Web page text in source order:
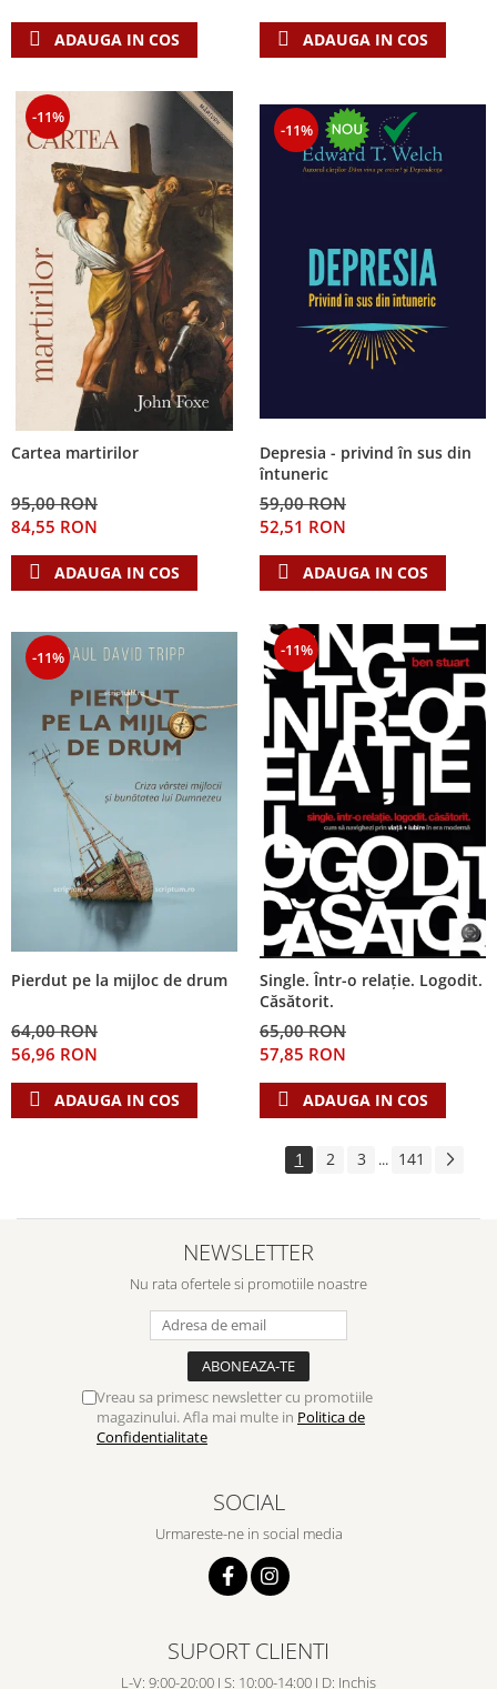
ADAUGA IN COS ADAUGA IN COS
-11%
Cartea martirilor
95,00 RON
84,55 RON
ADAUGA IN COS
-11%
Depresia - privind în sus din
întuneric
59,00 RON
52,51 RON
ADAUGA IN COS
-11%
Pierdut pe la mijloc de drum
64,00 RON
56,96 RON
ADAUGA IN COS
-11%
Single. Într-o relație. Logodit.
Căsătorit.
65,00 RON
57,85 RON
ADAUGA IN COS
1 2 3 ... 141
NEWSLETTER
Nu rata ofertele si promotiile noastre
Vreau sa primesc newsletter cu promotiile
magazinului. Afla mai multe in Politica de
Confidentialitate
SOCIAL
Urmareste-ne in social media
SUPORT CLIENTI
L-V: 9:00-20:00 I S: 10:00-14:00 I D: Inchis